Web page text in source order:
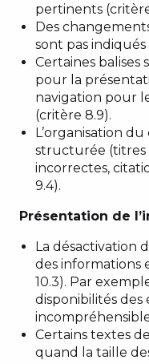
pertinents
Des
sont pas
Certaines
pour la
navigation pour
(critère 8.9).
L’organisation
structurée (titres
incorrectes,
9.4).
Présentation de
La désactivation
des informations
10.3). Par
disponibilités
Certains textes
quand la taille